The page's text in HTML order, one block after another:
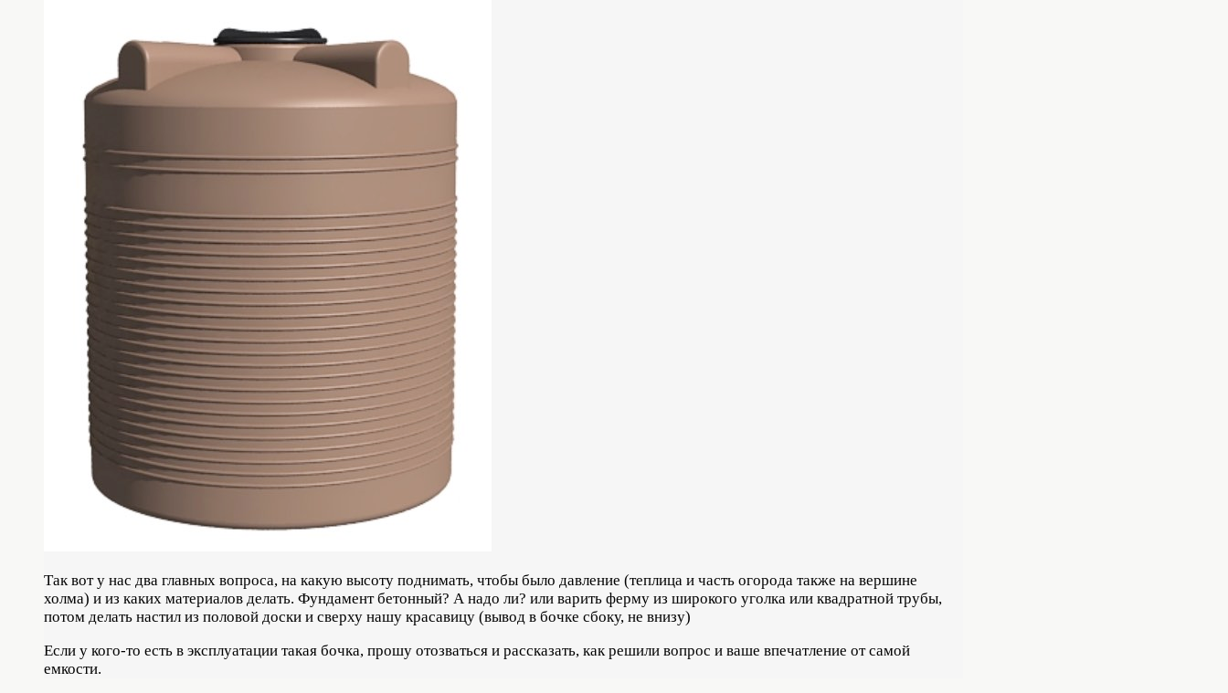
Так вот у нас два главных вопроса, на какую высоту поднимать, чтобы было давление (теплица и часть огорода также на вершине
холма) и из каких материалов делать. Фундамент бетонный? А надо ли? или варить ферму из широкого уголка или квадратной трубы,
потом делать настил из половой доски и сверху нашу красавицу (вывод в бочке сбоку, не внизу)
Если у кого-то есть в эксплуатации такая бочка, прошу отозваться и рассказать, как решили вопрос и ваше впечатление от самой
емкости.